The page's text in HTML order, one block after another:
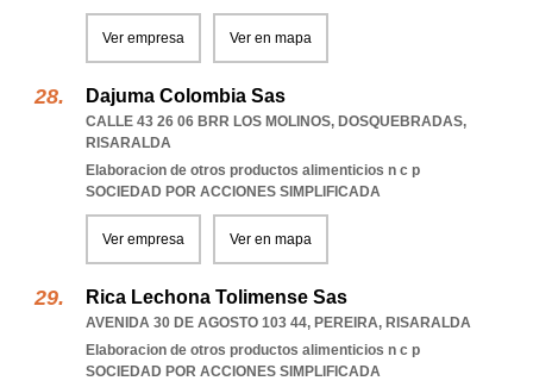
Ver empresa Ver en mapa
Dajuma Colombia Sas
CALLE 43 26 06 BRR LOS MOLINOS, DOSQUEBRADAS,
RISARALDA
Elaboracion de otros productos alimenticios n c p
SOCIEDAD POR ACCIONES SIMPLIFICADA
Ver empresa Ver en mapa
Rica Lechona Tolimense Sas
AVENIDA 30 DE AGOSTO 103 44, PEREIRA, RISARALDA
Elaboracion de otros productos alimenticios n c p
SOCIEDAD POR ACCIONES SIMPLIFICADA